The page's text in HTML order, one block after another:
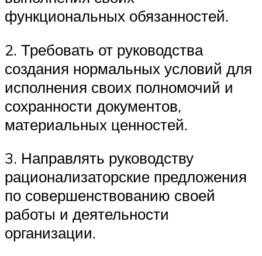
функциональных обязанностей.
2. Требовать от руководства
создания нормальных условий для
исполнения своих полномочий и
сохранности документов,
материальных ценностей.
3. Направлять руководству
рационализаторские предложения
по совершенствованию своей
работы и деятельности
организации.